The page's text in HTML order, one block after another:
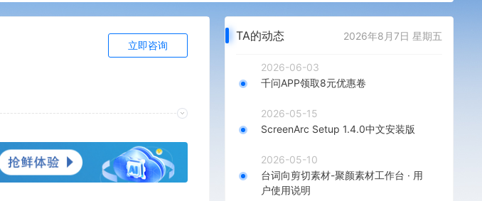
立即咨询
TA的动态 2026年8月7日 星期五
2026-06-03
千问APP领取8元优惠卷
2026-05-15
ScreenArc Setup 1.4.0中文安装版
2026-05-10
台词向剪切素材-聚颜素材工作台 · 用
户使用说明